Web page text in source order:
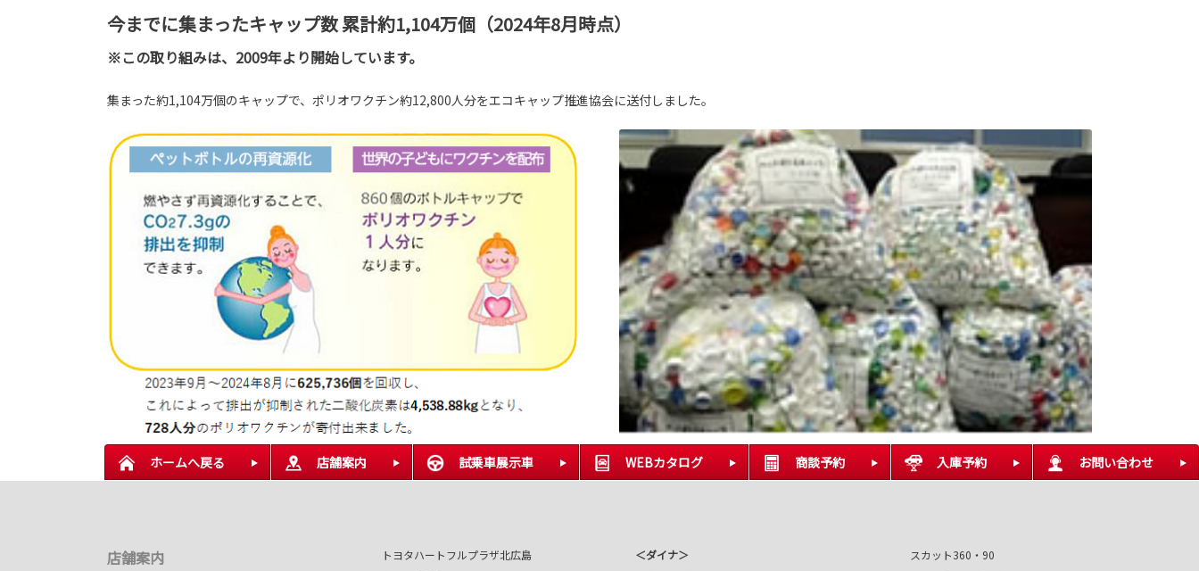
今までに集まったキャップ数 累計約1,104万個（2024年8月時点）
※この取り組みは、2009年より開始しています。
集まった約1,104万個のキャップで、ポリオワクチン約12,800人分をエコキャップ推進協会に送付しました。
ホームへ戻る 店舗案内 試乗車展示車 WEBカタログ 商談予約 入庫予約 お問い合わせ
店舗案内
トヨタハートフルプラザ北広島
＜ダイナ＞
スカット360・90